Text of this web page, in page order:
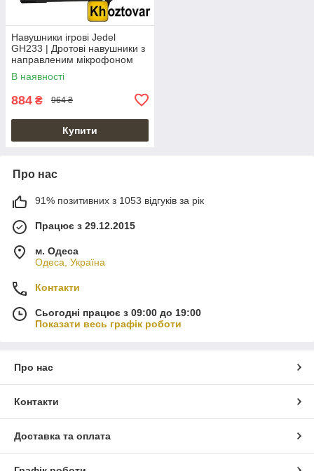
Навушники ігрові Jedel
GH233 | Дротові навушники з
направленим мікрофоном
В наявності
884 ₴ 964 ₴
Купити
Про нас
91% позитивних з 1053 відгуків за рік
Працює з 29.12.2015
м. Одеса
Одеса, Україна
Контакти
Сьогодні працює з 09:00 до 19:00
Показати весь графік роботи
Про нас
Контакти
Доставка та оплата